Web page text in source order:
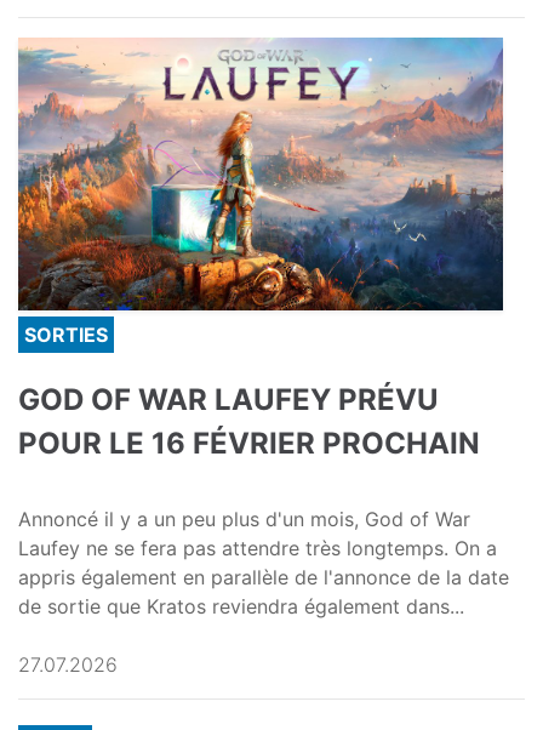
SORTIES
GOD OF WAR LAUFEY PRÉVU
POUR LE 16 FÉVRIER PROCHAIN
Annoncé il y a un peu plus d'un mois, God of War
Laufey ne se fera pas attendre très longtemps. On a
appris également en parallèle de l'annonce de la date
de sortie que Kratos reviendra également dans...
27.07.2026